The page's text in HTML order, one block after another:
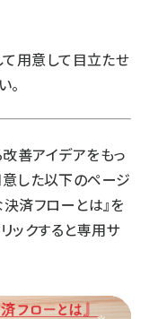
て用意して目立たせ
。
善アイデアをもっ
意した以下のページ
済フローとは』を
ックすると専用サ